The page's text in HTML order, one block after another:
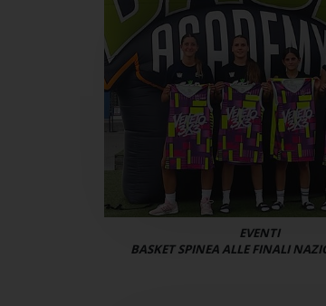
EVENTI
BASKET SPINEA ALLE FINALI